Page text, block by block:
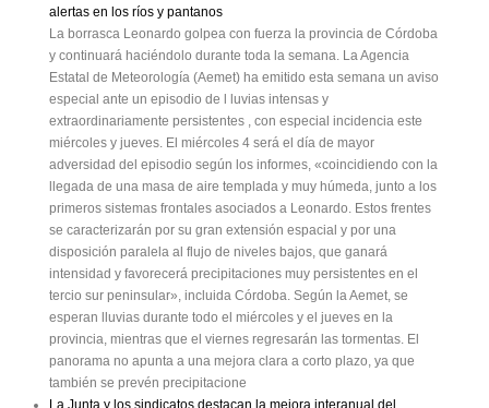
alertas en los ríos y pantanos
La borrasca Leonardo golpea con fuerza la provincia de Córdoba
y continuará haciéndolo durante toda la semana. La Agencia
Estatal de Meteorología (Aemet) ha emitido esta semana un aviso
especial ante un episodio de l luvias intensas y
extraordinariamente persistentes , con especial incidencia este
miércoles y jueves. El miércoles 4 será el día de mayor
adversidad del episodio según los informes, «coincidiendo con la
llegada de una masa de aire templada y muy húmeda, junto a los
primeros sistemas frontales asociados a Leonardo. Estos frentes
se caracterizarán por su gran extensión espacial y por una
disposición paralela al flujo de niveles bajos, que ganará
intensidad y favorecerá precipitaciones muy persistentes en el
tercio sur peninsular», incluida Córdoba. Según la Aemet, se
esperan lluvias durante todo el miércoles y el jueves en la
provincia, mientras que el viernes regresarán las tormentas. El
panorama no apunta a una mejora clara a corto plazo, ya que
también se prevén precipitacione